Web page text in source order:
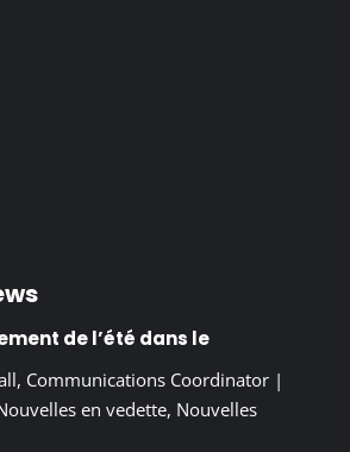
de l’été dans le
Communications Coordinator|
en vedette, Nouvelles